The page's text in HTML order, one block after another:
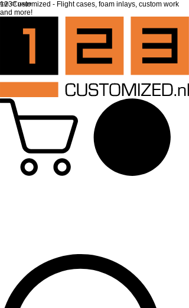
top of page
123Customized - Flight cases, foam inlays, custom work
and more!